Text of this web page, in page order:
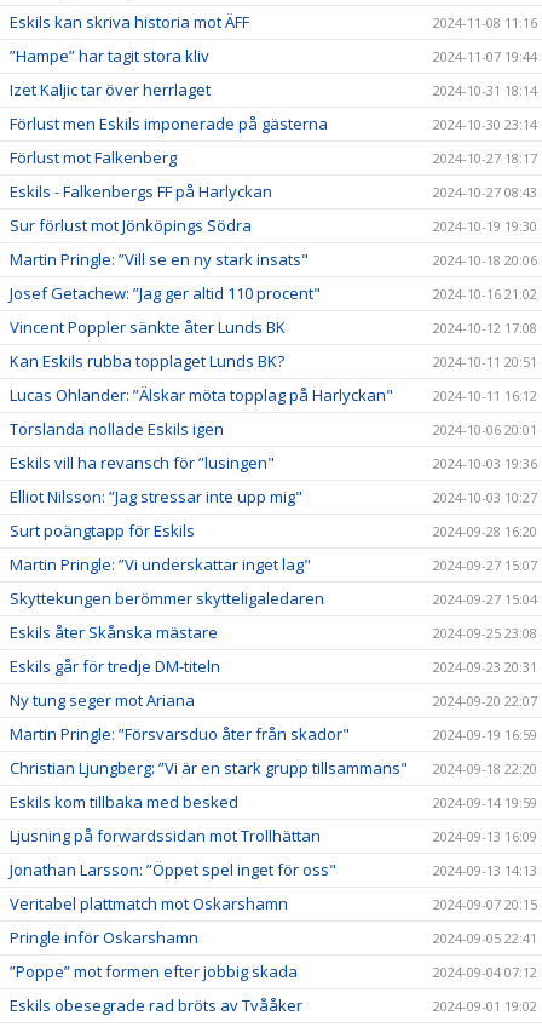
Eskils kan skriva historia mot ÄFF 2024-11-08 11:16
”Hampe” har tagit stora kliv 2024-11-07 19:44
Izet Kaljic tar över herrlaget 2024-10-31 18:14
Förlust men Eskils imponerade på gästerna 2024-10-30 23:14
Förlust mot Falkenberg 2024-10-27 18:17
Eskils - Falkenbergs FF på Harlyckan 2024-10-27 08:43
Sur förlust mot Jönköpings Södra 2024-10-19 19:30
Martin Pringle: ”Vill se en ny stark insats" 2024-10-18 20:06
Josef Getachew: ”Jag ger altid 110 procent" 2024-10-16 21:02
Vincent Poppler sänkte åter Lunds BK 2024-10-12 17:08
Kan Eskils rubba topplaget Lunds BK? 2024-10-11 20:51
Lucas Ohlander: ”Älskar möta topplag på Harlyckan" 2024-10-11 16:12
Torslanda nollade Eskils igen 2024-10-06 20:01
Eskils vill ha revansch för ”lusingen" 2024-10-03 19:36
Elliot Nilsson: ”Jag stressar inte upp mig" 2024-10-03 10:27
Surt poängtapp för Eskils 2024-09-28 16:20
Martin Pringle: ”Vi underskattar inget lag" 2024-09-27 15:07
Skyttekungen berömmer skytteligaledaren 2024-09-27 15:04
Eskils åter Skånska mästare 2024-09-25 23:08
Eskils går för tredje DM-titeln 2024-09-23 20:31
Ny tung seger mot Ariana 2024-09-20 22:07
Martin Pringle: ”Försvarsduo åter från skador" 2024-09-19 16:59
Christian Ljungberg: ”Vi är en stark grupp tillsammans" 2024-09-18 22:20
Eskils kom tillbaka med besked 2024-09-14 19:59
Ljusning på forwardssidan mot Trollhättan 2024-09-13 16:09
Jonathan Larsson: ”Öppet spel inget för oss" 2024-09-13 14:13
Veritabel plattmatch mot Oskarshamn 2024-09-07 20:15
Pringle inför Oskarshamn 2024-09-05 22:41
”Poppe” mot formen efter jobbig skada 2024-09-04 07:12
Eskils obesegrade rad bröts av Tvååker 2024-09-01 19:02